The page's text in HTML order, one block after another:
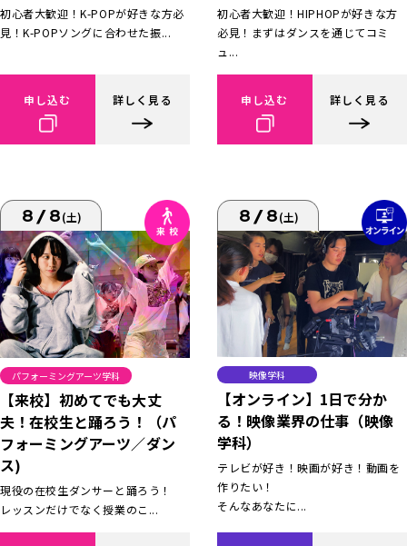
初心者大歓迎！K-POPが好きな方必
見！K-POPソングに合わせた振...
申し込む 詳しく見る
初心者大歓迎！HIPHOPが好きな方
必見！まずはダンスを通じてコミ
ュ...
申し込む 詳しく見る
8/8(土)
パフォーミングアーツ学科
【来校】初めてでも大丈
夫！在校生と踊ろう！（パ
フォーミングアーツ／ダン
ス)
現役の在校生ダンサーと踊ろう！
レッスンだけでなく授業のこ...
8/8(土)
映像学科
【オンライン】1日で分か
る！映像業界の仕事（映像
学科）
テレビが好き！映画が好き！動画を
作りたい！
そんなあなたに...